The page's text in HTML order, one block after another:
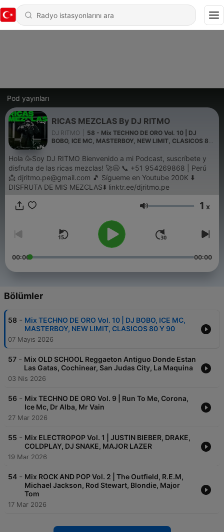
Pod yayınları
RICAS MEZCLAS By DJ RITMO
DJ RITMO
58 - Mix TECHNO DE ORO Vol. 10 | DJ
BOBO, ICE MC, MASTERBOY, NEW LIMIT, CLASICOS 80
Hola 🥳Soy DJ RITMO Bienvenido a mi Podcast, suscríbete y
disfruta de las ricas mezclas! 🚀😄 📞 +51 954269868 | Perú
📩 djritmo.pe@gmail.com 🎵 Sígueme en Youtube 200K ⬇️
DISFRUTA DE MIS MEZCLAS⬇️ linktr.ee/djritmo.pe
Ses 1 x
00:00 00:00
Bölümler
58 - Mix TECHNO DE ORO Vol. 10 | DJ BOBO, ICE MC,
MASTERBOY, NEW LIMIT, CLASICOS 80 Y 90
07 Mayıs 2026
57 - Mix OLD SCHOOL Reggaeton Antiguo Donde Estan
Las Gatas, Cochinear, San Judas City, La Maquina
03 Nis 2026
56 - Mix TECHNO DE ORO Vol. 9 | Run To Me, Corona,
Ice Mc, Dr Alba, Mr Vain
27 Mar 2026
55 - Mix ELECTROPOP Vol. 1 | JUSTIN BIEBER, DRAKE,
COLDPLAY, DJ SNAKE, MAJOR LAZER
19 Mar 2026
54 - Mix ROCK AND POP Vol. 2 | The Outfield, R.E.M,
Michael Jackson, Rod Stewart, Blondie, Major
Tom
17 Mar 2026